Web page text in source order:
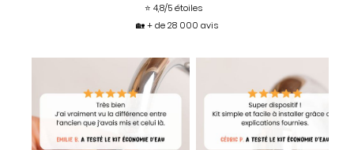
⭐ 4,8/5 étoiles
🏡 + de 28 000 avis